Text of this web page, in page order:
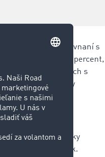
16 percent v porovnaní s
vzrástli o 26 percent,
Dopyt po prepravách s
burzy
prevádzky
množstva dodávok.